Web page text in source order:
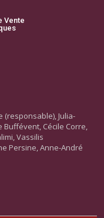
Vente
(responsable), Julia-
Buffévent, Cécile Corre,
Vassilis
Persine, Anne-André